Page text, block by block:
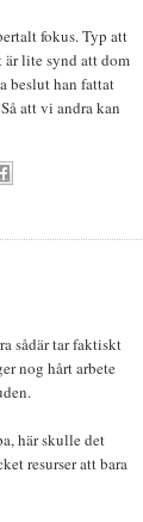
fokus. Typ att
är lite synd att dom
beslut han fattat
att vi andra kan
sådär tar faktiskt
nog hårt arbete
här skulle det
resurser att bara